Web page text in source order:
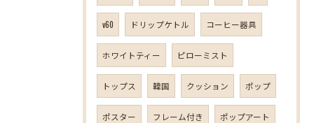
v60 ドリップケトル コーヒー器具
ホワイトティー ピローミスト
トップス 韓国 クッション ポップ
ポスター フレーム付き ポップアート